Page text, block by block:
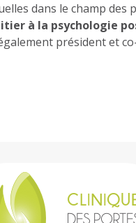
dans le champ des
à la psychologie
président et